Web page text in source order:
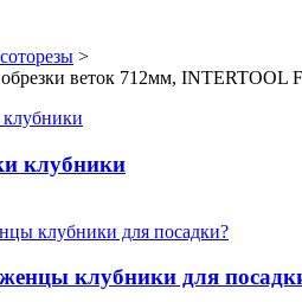
>
веток 712мм, INTERTOOL
клубники
клубники для